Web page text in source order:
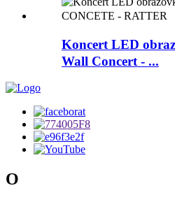
Koncert LED
Wall Concert - ...
O